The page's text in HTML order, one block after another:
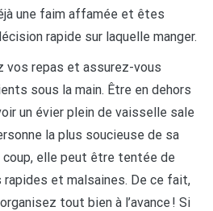
une faim affamée et êtes
rapide sur laquelle manger.
vos repas et assurez-vous
sous la main. Être en dehors
un évier plein de vaisselle sale
la plus soucieuse de sa
coup, elle peut être tentée de
et malsaines. De ce fait,
tout bien à l’avance ! Si